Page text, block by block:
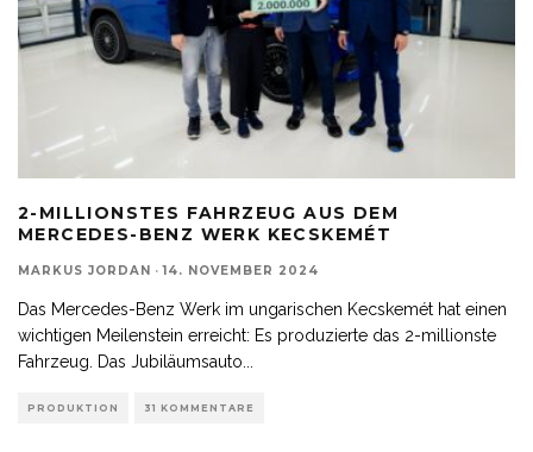
2-MILLIONSTES FAHRZEUG AUS DEM
MERCEDES-BENZ WERK KECSKEMÉT
MARKUS JORDAN · 14. NOVEMBER 2024
Das Mercedes-Benz Werk im ungarischen Kecskemét hat einen
wichtigen Meilenstein erreicht: Es produzierte das 2-millionste
Fahrzeug. Das Jubiläumsauto
PRODUKTION 31 KOMMENTARE